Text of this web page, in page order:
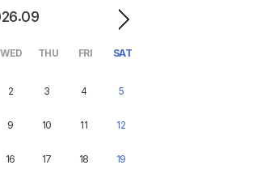
.09
WED THU FRI SAT
2 3 4 5
9 10 11 12
16 17 18 19